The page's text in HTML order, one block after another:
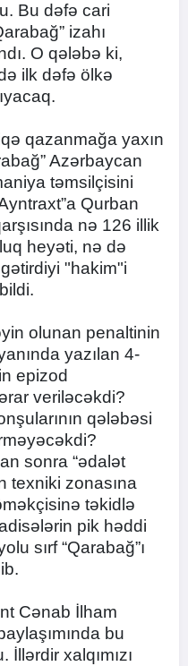
Bu dəfə cari
izahı
O qələbə ki,
ilk dəfə ölkə
qazanmağa yaxın
Azərbaycan
təmsilçisini
Qurban
nə 126 illik
heyəti, nə də
"hakim"i
olunan penaltinin
yazılan 4-
epizod
veriləcəkdi?
qələbəsi
sonra “ədalət
texniki zonasına
təkidlə
pik həddi
sırf “Qarabağ”ı
Cənab İlham
bu
xalqımızı